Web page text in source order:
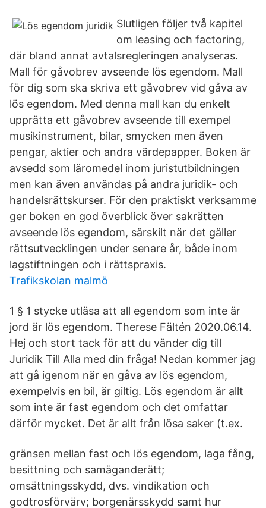
Slutligen följer två kapitel
om leasing och factoring,
där bland annat avtalsregleringen analyseras.
Mall för gåvobrev avseende lös egendom. Mall
för dig som ska skriva ett gåvobrev vid gåva av
lös egendom. Med denna mall kan du enkelt
upprätta ett gåvobrev avseende till exempel
musikinstrument, bilar, smycken men även
pengar, aktier och andra värdepapper. Boken är
avsedd som läromedel inom juristutbildningen
men kan även användas på andra juridik- och
handelsrättskurser. För den praktiskt verksamme
ger boken en god överblick över sakrätten
avseende lös egendom, särskilt när det gäller
rättsutvecklingen under senare år, både inom
lagstiftningen och i rättspraxis.
Trafikskolan malmö
1 § 1 stycke utläsa att all egendom som inte är
jord är lös egendom. Therese Fältén 2020.06.14.
Hej och stort tack för att du vänder dig till
Juridik Till Alla med din fråga! Nedan kommer jag
att gå igenom när en gåva av lös egendom,
exempelvis en bil, är giltig. Lös egendom är allt
som inte är fast egendom och det omfattar
därför mycket. Det är allt från lösa saker (t.ex.
gränsen mellan fast och lös egendom, laga fång,
besittning och samäganderätt;
omsättningsskydd, dvs. vindikation och
godtrosförvärv; borgenärsskydd samt hur